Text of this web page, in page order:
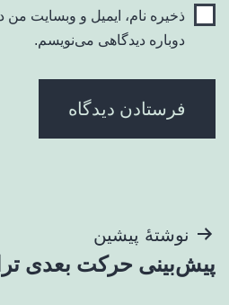
ذخیره نام، ایمیل و وبسایت
دوباره دیدگاهی می‌نویسم.
راهبری
نوشته
نوشتهٔ پیشین
پیش‌بینی حرکت بعدی